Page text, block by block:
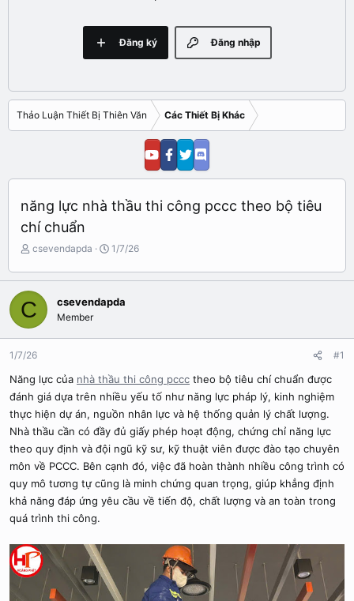
Đăng nhập
Đăng ký
Thảo Luận Thiết Bị Thiên Văn Các Thiết Bị Khác
năng lực nhà thầu thi công pccc theo bộ tiêu
chí chuẩn
N
ư
ờ
i
k
i
t
o
csevendapda
N
à
b
u
1/7/26
C csevendapda
Member
1/7/26 #1
Năng lực của nhà thầu thi công pccc theo bộ tiêu chí chuẩn được
đánh giá dựa trên nhiều yếu tố như năng lực pháp lý, kinh nghiệm
thực hiện dự án, nguồn nhân lực và hệ thống quản lý chất lượng.
Nhà thầu cần có đầy đủ giấy phép hoạt động, chứng chỉ năng lực
theo quy định và đội ngũ kỹ sư, kỹ thuật viên được đào tạo chuyên
môn về PCCC. Bên cạnh đó, việc đã hoàn thành nhiều công trình có
quy mô tương tự cũng là minh chứng quan trọng, giúp khẳng định
khả năng đáp ứng yêu cầu về tiến độ, chất lượng và an toàn trong
quá trình thi công.